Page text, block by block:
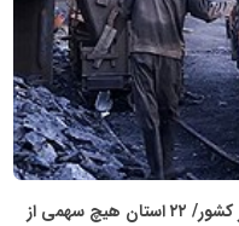
تولید بیش از ۳.۵ میلیون تن زغال‌سنگ در کشور/ ۲۲ استان هیچ سهمی از